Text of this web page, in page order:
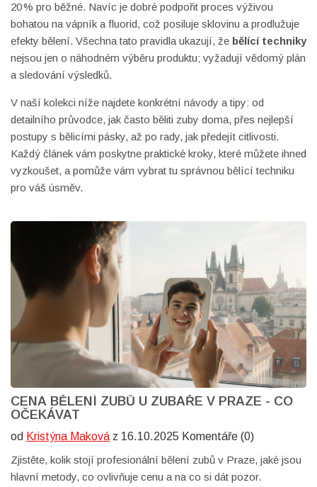
20 % pro běžné. Navíc je dobré podpořit proces výživou
bohatou na vápník a fluorid, což posiluje sklovinu a prodlužuje
efekty bělení. Všechna tato pravidla ukazují, že bělící techniky
nejsou jen o náhodném výběru produktu; vyžadují vědomý plán
a sledování výsledků.
V naší kolekci níže najdete konkrétní návody a tipy: od
detailního průvodce, jak často běliti zuby doma, přes nejlepší
postupy s bělicími pásky, až po rady, jak předejít citlivosti.
Každý článek vám poskytne praktické kroky, které můžete ihned
vyzkoušet, a pomůže vám vybrat tu správnou bělící techniku
pro váš úsměv.
CENA BĚLENÍ ZUBŮ U ZUBAŘE V PRAZE - CO
OČEKÁVAT
od Kristýna Maková z 16.10.2025 Komentáře (0)
Zjistěte, kolik stojí profesionální bělení zubů v Praze, jaké jsou
hlavní metody, co ovlivňuje cenu a na co si dát pozor.